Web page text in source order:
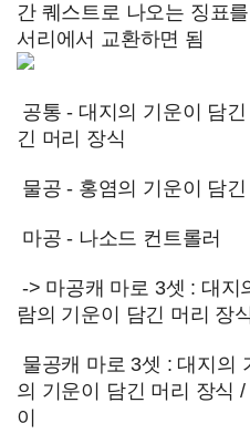
간 퀘스트로 나오는 징표
서리에서 교환하면 됨
공통 - 대지의 기운이 담
긴 머리 장식
물공 - 홍염의 기운이 담긴
마공 - 나소드 컨트롤러
-> 마공캐 마로 3셋 : 대지
람의 기운이 담긴 머리 장
물공캐 마로 3셋 : 대지의
의 기운이 담긴 머리 장식 /
이